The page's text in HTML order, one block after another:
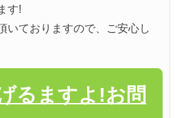
す!
いておりますので、ご安心し
るますよ!お問